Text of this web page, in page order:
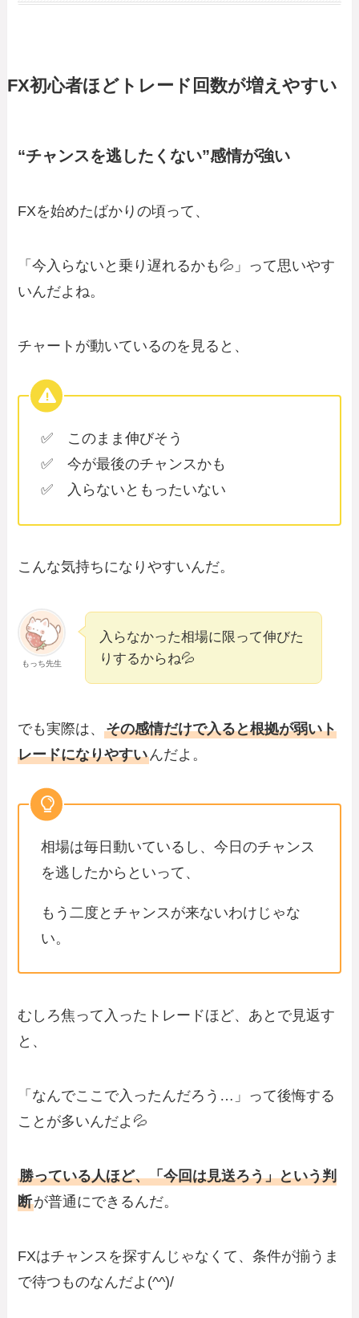
FX初心者ほどトレード回数が増えやすい
“チャンスを逃したくない”感情が強い
FXを始めたばかりの頃って、
「今入らないと乗り遅れるかも💦」って思いやす
いんだよね。
チャートが動いているのを見ると、
✅ このまま伸びそう
✅ 今が最後のチャンスかも
✅ 入らないともったいない
こんな気持ちになりやすいんだ。
もっち先生
入らなかった相場に限って伸びた
りするからね💦
でも実際は、その感情だけで入ると根拠が弱いト
レードになりやすいんだよ。
相場は毎日動いているし、今日のチャンス
を逃したからといって、
もう二度とチャンスが来ないわけじゃな
い。
むしろ焦って入ったトレードほど、あとで見返す
と、
「なんでここで入ったんだろう…」って後悔する
ことが多いんだよ💦
勝っている人ほど、「今回は見送ろう」という判
断が普通にできるんだ。
FXはチャンスを探すんじゃなくて、条件が揃うま
で待つものなんだよ(^^)/